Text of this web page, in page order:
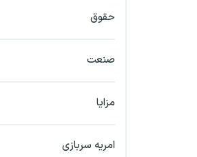
بندرعباس
حقوق
صنعت
مزایا
امریه سربازی